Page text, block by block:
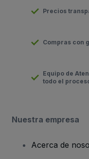
Precios
Compras con
Equipo de
todo el
Nuestra empresa
Acerca de